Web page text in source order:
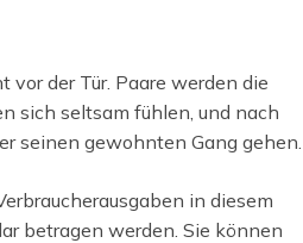
vor der Tür. Paare werden die
sich seltsam fühlen, und nach
seinen gewohnten Gang gehen.
in diesem
betragen werden. Sie können